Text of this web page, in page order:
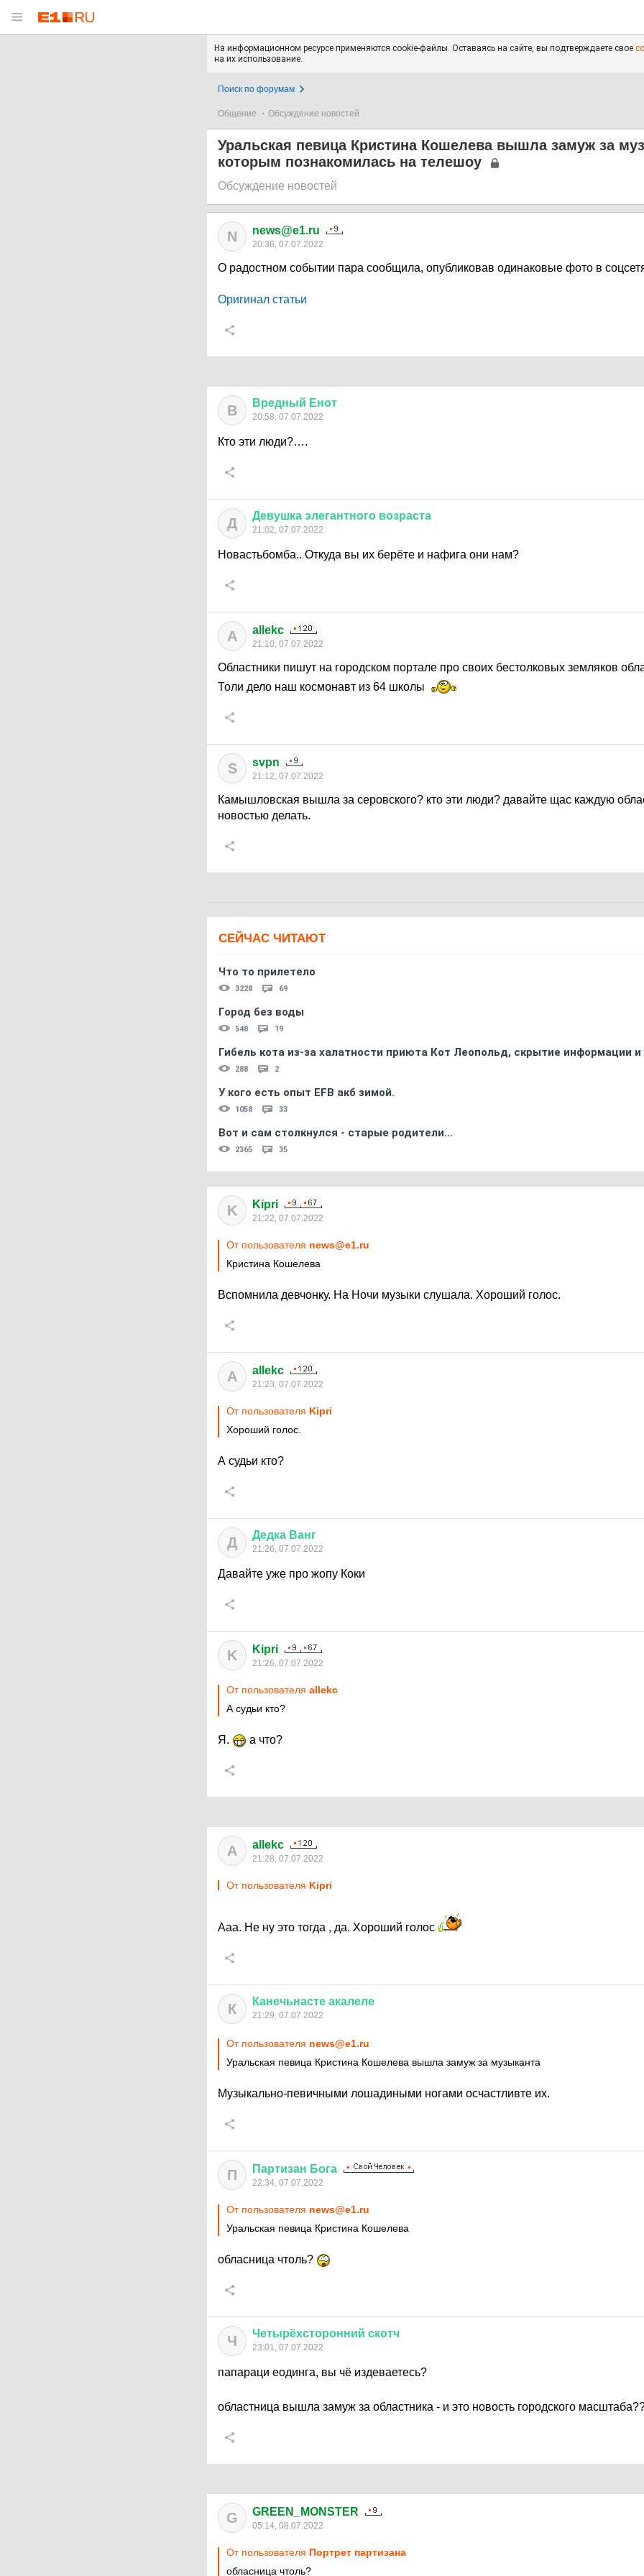
На информационном ресурсе применяются cookie-файлы. Оставаясь на сайте, вы подтверждаете свое
на их использование.
Поиск по форумам
Общение Обсуждение новостей
Уральская певица Кристина Кошелева вышла замуж за
которым познакомилась на телешоу
Обсуждение новостей
N news@e1.ru
20:36, 07.07.2022
О радостном событии пара сообщила, опубликовав одинаковые фото в
Оригинал статьи
В Вредный Енот
20:58, 07.07.2022
Кто эти люди?….
Д Девушка элегантного возраста
21:02, 07.07.2022
Новастьбомба.. Откуда вы их берёте и нафига они нам?
A allekc
21:10, 07.07.2022
Областники пишут на городском портале про своих бестолковых земляков
Толи дело наш космонавт из 64 школы
S svpn
21:12, 07.07.2022
Камышловская вышла за серовского? кто эти люди? давайте щас каждую
новостью делать.
СЕЙЧАС ЧИТАЮТ
Что то прилетело
3228 69
Город без воды
548 19
Гибель кота из-за халатности приюта Кот Леопольд, скрытиe информации
288 2
У кого есть опыт EFB акб зимой.
1058 33
Вот и сам столкнулся - старые родители...
2365 35
K Kipri
21:22, 07.07.2022
От пользователя news@e1.ru
Кристина Кошелева
Вспомнила девчонку. На Ночи музыки слушала. Хороший голос.
A allekc
21:23, 07.07.2022
От пользователя Kipri
Хороший голос.
А судьи кто?
Д Дедка Ванг
21:26, 07.07.2022
Давайте уже про жопу Коки
K Kipri
21:26, 07.07.2022
От пользователя allekc
А судьи кто?
Я. а что?
A allekc
21:28, 07.07.2022
От пользователя Kipri
Ааа. Не ну это тогда , да. Хороший голос
К Канечьнасте акалеле
21:29, 07.07.2022
От пользователя news@e1.ru
Уральская певица Кристина Кошелева вышла замуж за музыканта
Музыкально-певичными лошадиными ногами осчастливте их.
П Партизан Бога
22:34, 07.07.2022
От пользователя news@e1.ru
Уральская певица Кристина Кошелева
обласница чтоль?
Ч Четырёхсторонний скотч
23:01, 07.07.2022
папараци еодинга, вы чё издеваетесь?
областница вышла замуж за областника - и это новость городского
G GREEN_MONSTER
05:14, 08.07.2022
От пользователя Портрет партизана
обласница чтоль?